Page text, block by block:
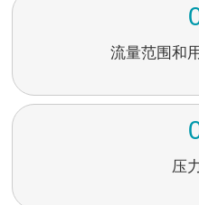
流量范围和
压